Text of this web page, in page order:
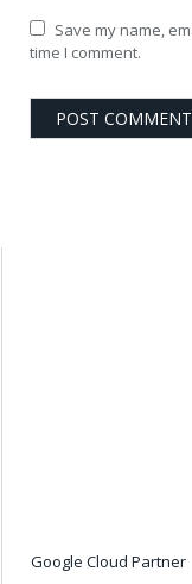
Save my name,
time I comment.
Google Cloud Partner